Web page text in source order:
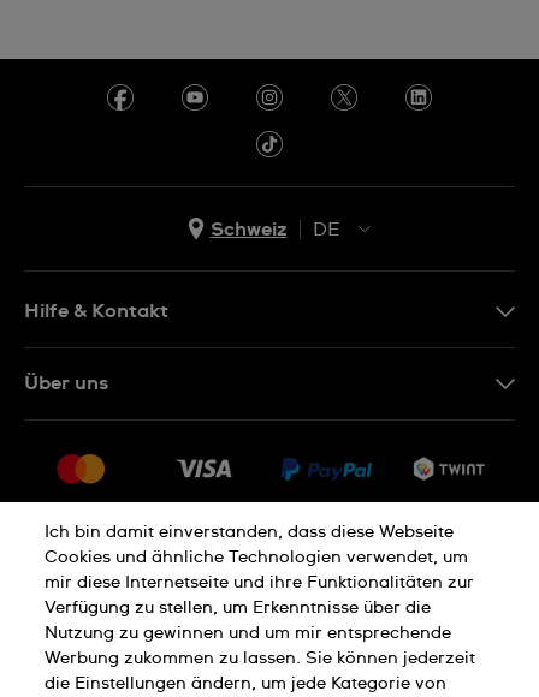
Schweiz
DE
IT
Hilfe & Kontakt
Rückgaberecht
Verkaufs- und Lieferbedingungen
Vertrag widerrufen
Über uns
Jobs
Datenschutzerklärung Cookies Hinweis
Ich bin damit einverstanden, dass diese Webseite
Cookies und ähnliche Technologien verwendet, um
mir diese Internetseite und ihre Funktionalitäten zur
Verfügung zu stellen, um Erkenntnisse über die
Nutzung zu gewinnen und um mir entsprechende
Werbung zukommen zu lassen. Sie können jederzeit
die Einstellungen ändern, um jede Kategorie von